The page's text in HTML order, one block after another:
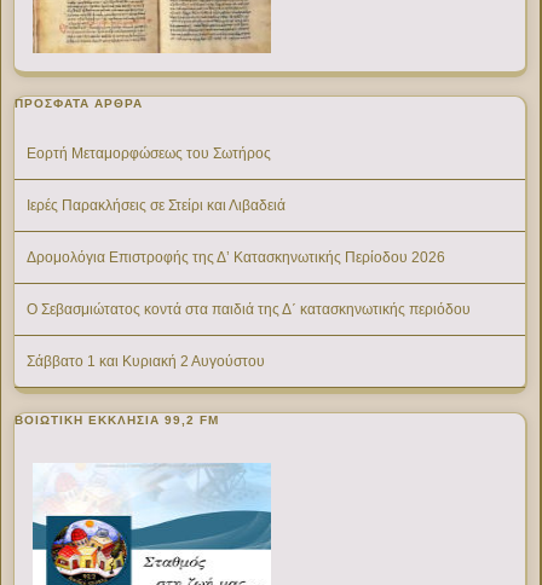
ΠΡΌΣΦΑΤΑ ΆΡΘΡΑ
Εορτή Μεταμορφώσεως του Σωτήρος
Ιερές Παρακλήσεις σε Στείρι και Λιβαδειά
Δρομολόγια Επιστροφής της Δ’ Κατασκηνωτικής Περίοδου 2026
Ο Σεβασμιώτατος κοντά στα παιδιά της Δ΄ κατασκηνωτικής περιόδου
Σάββατο 1 και Κυριακή 2 Αυγούστου
ΒΟΙΩΤΙΚΉ ΕΚΚΛΗΣΊΑ 99,2 FM